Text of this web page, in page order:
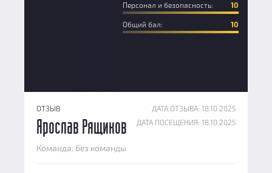
Персонал и безопасность: 10
Общий бал: 10
ОТЗЫВ
ДАТА ОТЗЫВА: 18.10.2025
ДАТА ПОСЕЩЕНИЯ: 18.10.2025
Ярослав Рящиков
Команда: без команды